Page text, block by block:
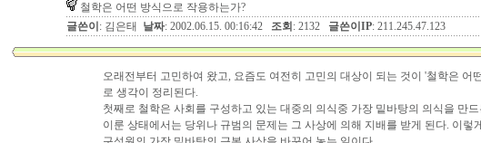
철학은 어떤 방식으로 작용하는가?
글쓴이 : 김은태 날짜: 2002.06.15. 00:16:42 조회 : 2132 글쓴이IP: 211.245.47.123
오래전부터 고민하여 왔고, 요즘도 여전히 고민의 대상이 되는 것이 '철학은
로 생각이 정리된다.
첫째로 철학은 사회를 구성하고 있는 대중의 의식중 가장 밑바탕의 의식을 만
이룬 상태에서는 당위나 규범의 문제는 그 사상에 의해 지배를 받게 된다. 이